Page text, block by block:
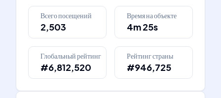
Всего посещений
2,503
Время на объекте
4m 25s
Глобальный рейтинг
#6,812,520
Рейтинг страны
#946,725